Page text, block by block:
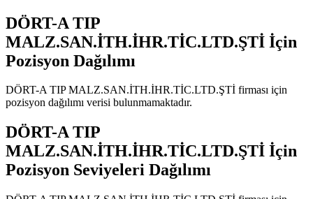
DÖRT-A TIP
MALZ.SAN.İTH.İHR.TİC.LTD.ŞTİ İçin
Pozisyon Dağılımı
DÖRT-A TIP MALZ.SAN.İTH.İHR.TİC.LTD.ŞTİ firması için
pozisyon dağılımı verisi bulunmamaktadır.
DÖRT-A TIP
MALZ.SAN.İTH.İHR.TİC.LTD.ŞTİ İçin
Pozisyon Seviyeleri Dağılımı